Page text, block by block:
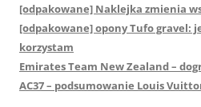
[odpakowane] Naklejka zmienia
[odpakowane] opony Tufo gravel:
korzystam
Emirates Team New Zealand –
AC37 – podsumowanie Louis